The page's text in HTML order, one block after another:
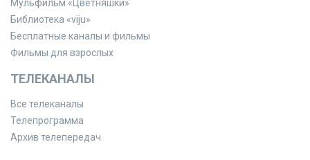
Мульфильм «Цветняшки»
Библиотека «viju»
Бесплатные каналы и фильмы
Фильмы для взрослых
ТЕЛЕКАНАЛЫ
Все телеканалы
Телепрограмма
Архив телепередач